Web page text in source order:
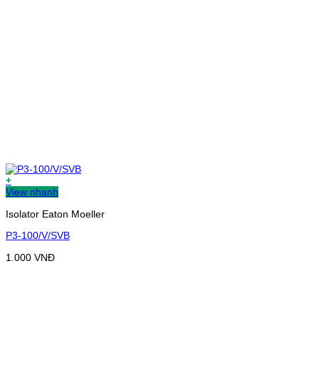
+
View nhanh
Isolator Eaton Moeller
P3-100/V/SVB
1.000 VNĐ